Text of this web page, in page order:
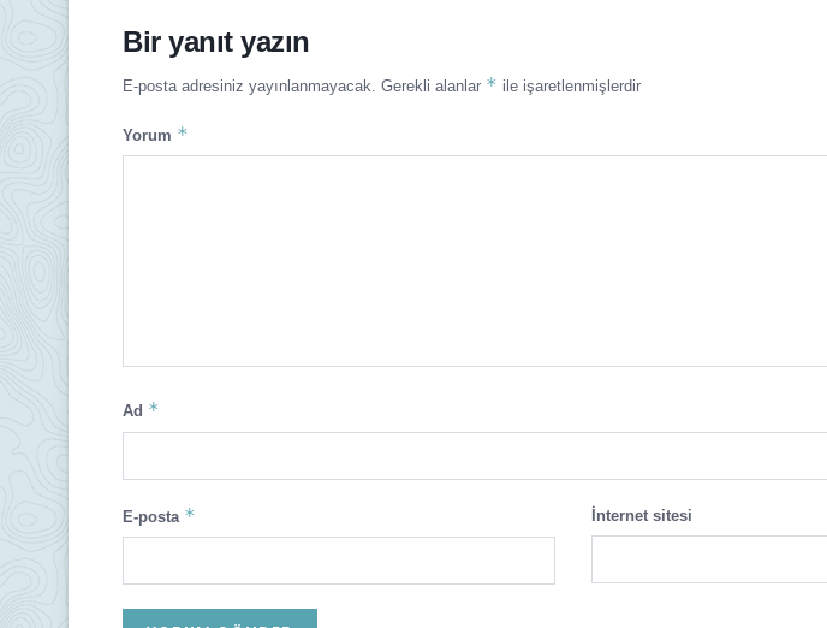
Bir yanıt yazın
E-posta adresiniz yayınlanmayacak. Gerekli alanlar * ile işaretlenmişlerdir
Yorum *
Ad *
E-posta * İnternet sitesi